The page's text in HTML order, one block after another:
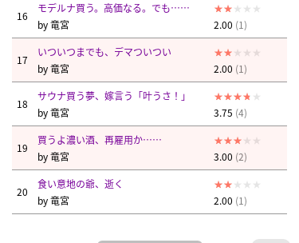
16
モデルナ買う。高価なる。でも……
by竜宮 2.00 (1)
17
いついつまでも、デマついつい
by竜宮 2.00 (1)
18
サウナ買う夢、嫁言う「叶うさ！」
by竜宮 3.75 (4)
19
買うよ濃い酒、再雇用か……
by竜宮 3.00 (2)
20
食い意地の爺、逝く
by竜宮 2.00 (1)